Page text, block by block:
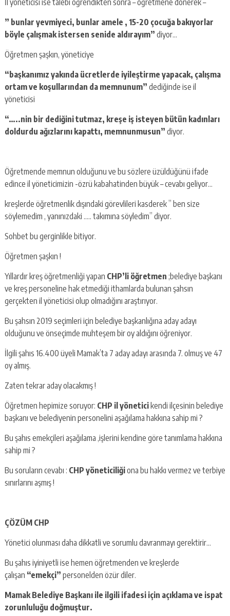
” bunlar yevmiyeci, bunlar amele , 15-20 çocuğa bakıyorlar
böyle çalışmak istersen senide aldırayım” diyor…
Öğretmen şaşkın, yöneticiye
“başkanımız yakında ücretlerde iyileştirme yapacak, çalışma
ortam ve koşullarından da memnunum” dediğinde ise il
yöneticisi
“…..nin bir dediğini tutmaz, kreşe iş isteyen bütün kadınları
doldurdu ağızlarını kapattı, memnunmusun” diyor.
Öğretmende memnun olduğunu ve bu sözlere üzüldüğünü ifade
edince il yöneticimizin -özrü kabahatinden büyük – cevabı geliyor…
kreşlerde öğretmenlik dışındaki görevlileri kasderek ” ben size
söylemedim , yanınızdaki ….. takımına söyledim” diyor.
Sohbet bu gerginlikle bitiyor.
Öğretmen şaşkın !
Yıllardır kreş öğretmenliği yapan CHP’li öğretmen ;belediye başkanı
ve kreş personeline hak etmediği ithamlarda bulunan şahsın
gerçekten il yöneticisi olup olmadığını araştırıyor.
Bu şahsın 2019 seçimleri için belediye başkanlığına aday adayı
olduğunu ve önseçimde muhteşem bir oy aldığını öğreniyor.
İlgili şahıs 16.400 üyeli Mamak’ta 7 aday adayı arasında 7. olmuş ve 47
oy almış.
Zaten tekrar aday olacakmış !
Öğretmen hepimize soruyor: CHP il yöneticikendi ilçesinin belediye
başkanı ve belediyenin personelini aşağılama hakkına sahip mi ?
Bu şahıs emekçileri aşağılama ,işlerini kendine göre tanımlama hakkına
sahip mi ?
Bu soruların cevabı : CHP yöneticiliğiona bu hakkı vermez ve terbiye
sınırlarını aşmış !
ÇÖZÜM CHP
Yönetici olunması daha dikkatli ve sorumlu davranmayı gerektirir…
Bu şahıs iyiniyetli ise hemen öğretmenden ve kreşlerde
çalışan “emekçi” personelden özür diler.
Mamak Belediye Başkanı ile ilgili ifadesi için açıklama ve ispat
zorunluluğu doğmuştur.